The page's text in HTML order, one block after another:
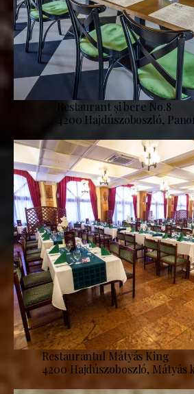
Restaurant și bere No.8
4200 Hajdúszoboszló,
Restaurantul Mátyás King
4200 Hajdúszoboszló, Mátyás